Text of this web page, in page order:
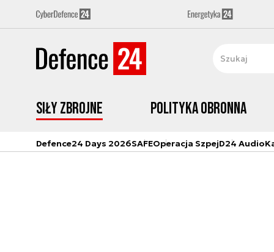
Siły zbrojne Polityka obronna
Defence24 Days 2026SAFEOperacja SzpejD24 Audio